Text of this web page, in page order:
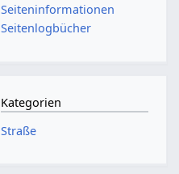
Seiten­informationen
Seitenlogbücher
Kategorien
Straße